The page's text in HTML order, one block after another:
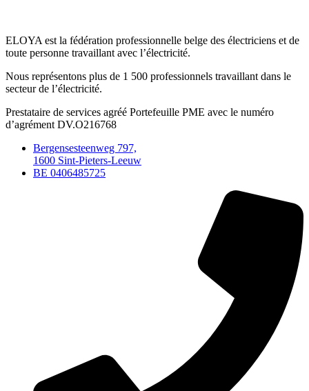
ELOYA est la fédération professionnelle belge des électriciens et de
toute personne travaillant avec l’électricité.
Nous représentons plus de 1 500 professionnels travaillant dans le
secteur de l’électricité.
Prestataire de services agréé Portefeuille PME avec le numéro
d’agrément DV.O216768
Bergensesteenweg 797,
1600 Sint-Pieters-Leeuw
BE 0406485725